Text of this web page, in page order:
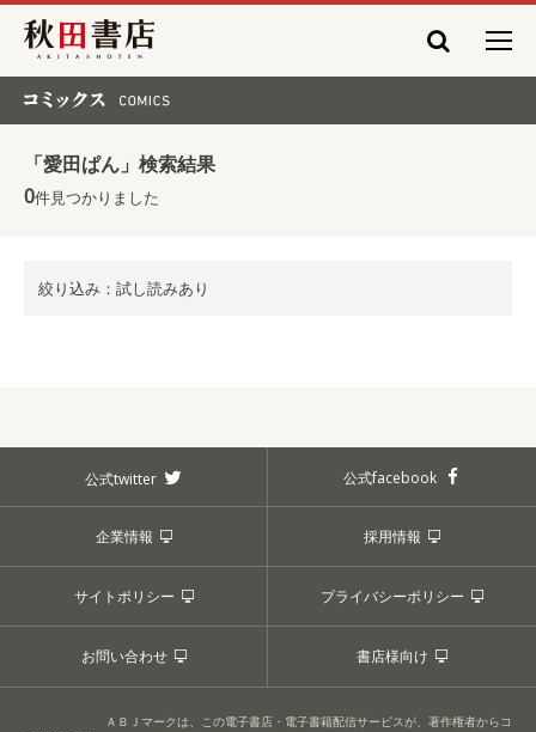
秋田書店
「愛田ぱん」検索結果
0件見つかりました
絞り込み：試し読みあり
公式twitter 公式facebook
企業情報 採用情報
サイトポリシー プライバシーポリシー
お問い合わせ 書店様向け
ＡＢＪマークは、この電子書店・電子書籍配信サービスが、著作権者からコ